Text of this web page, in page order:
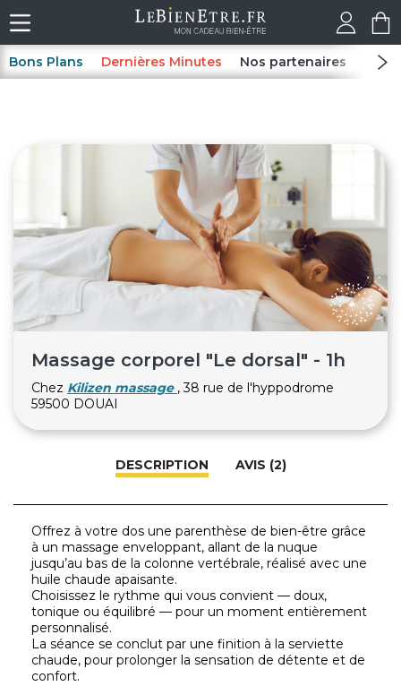
Bons Plans Dernières Minutes Nos partenaires Spas
Massage corporel "Le dorsal" - 1h
Chez Kilizen massage , 38 rue de l'hyppodrome
59500 DOUAI
DESCRIPTION AVIS (2)
Offrez à votre dos une parenthèse de bien-être grâce
à un massage enveloppant, allant de la nuque
jusqu’au bas de la colonne vertébrale, réalisé avec une
huile chaude apaisante.
Choisissez le rythme qui vous convient — doux,
tonique ou équilibré — pour un moment entièrement
personnalisé.
La séance se conclut par une finition à la serviette
chaude, pour prolonger la sensation de détente et de
confort.